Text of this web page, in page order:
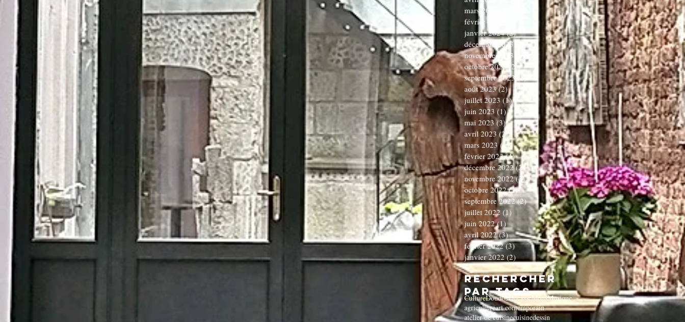
mars 2024
février 2024
janvier 2024 (2)2 posts
décembre 2023 (1)
1 post
novembre 2023
(6)
6 posts
octobre 2023 (2)2 posts
septembre 2023 (1)
août 2023 (2)2 posts
juillet 2023 (1)1 post
juin 2023 (1)1 post
mai 2023 (3)3 posts
avril 2023 (2)2 posts
mars 2023 (1)1 post
février 2023 (4)4 posts
décembre 2022 (2)2 posts
novembre 2022 (3)3 posts
octobre 2022 (3)3 posts
septembre 2022 (2)2 posts
juillet 2022 (1) 1 post
juin 2022 (1)1 post
avril 2022 (3)3 posts
février 2022 (3)3 posts
janvier 2022 (2)2 posts
Rechercher
par Tags
CultureDoudouDucasseMonsMusique
agricultureart contemporain
atelier de cuisinecuisinedessin